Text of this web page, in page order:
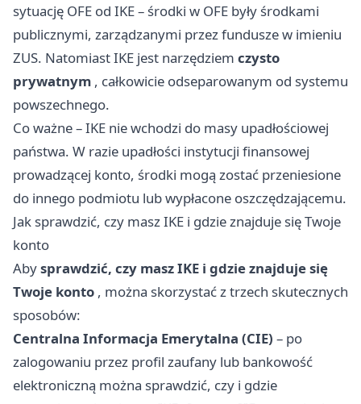
sytuację OFE od IKE – środki w OFE były środkami
publicznymi, zarządzanymi przez fundusze w imieniu
ZUS. Natomiast IKE jest narzędziem czysto
prywatnym , całkowicie odseparowanym od systemu
powszechnego.
Co ważne – IKE nie wchodzi do masy upadłościowej
państwa. W razie upadłości instytucji finansowej
prowadzącej konto, środki mogą zostać przeniesione
do innego podmiotu lub wypłacone oszczędzającemu.
Jak sprawdzić, czy masz IKE i gdzie znajduje się Twoje
konto
Abysprawdzić, czy masz IKE i gdzie znajduje się
Twoje konto , można skorzystać z trzech skutecznych
sposobów:
Centralna Informacja Emerytalna (CIE) – po
zalogowaniu przez profil zaufany lub bankowość
elektroniczną można sprawdzić, czy i gdzie